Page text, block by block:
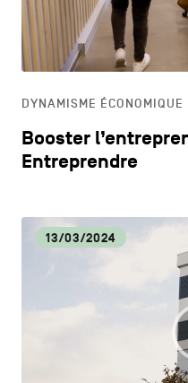
DYNAMISME ÉCONOMIQUE
Booster
Entreprendre
13/03/2024